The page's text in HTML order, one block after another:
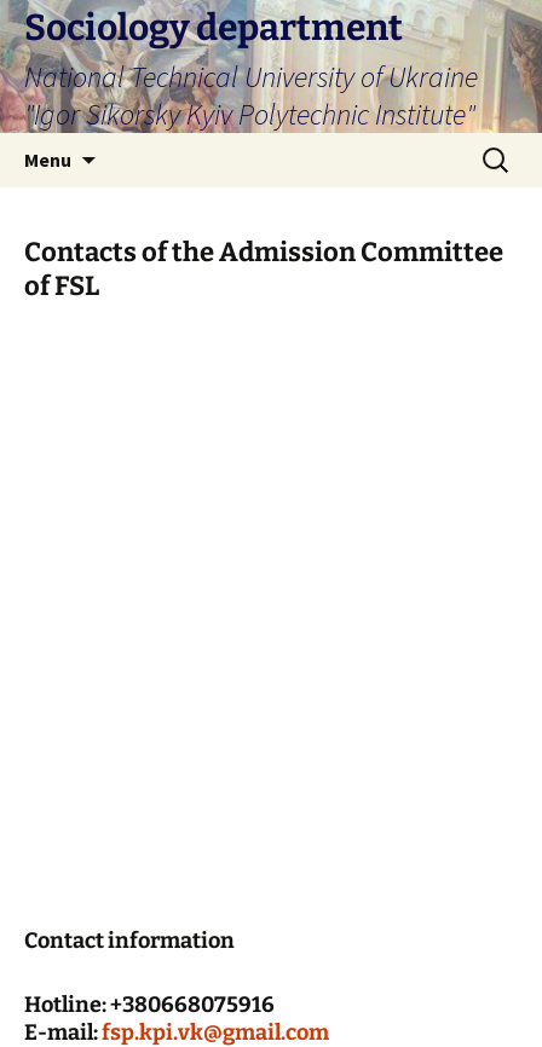
Skip
to
content
Sociology department
National Technical University of Ukraine
"Igor Sikorsky Kyiv Polytechnic Institute"
Menu
Search
for:
Contacts of the Admission Committee
of FSL
Contact information
Hotline: +380668075916
E-mail:fsp.kpi.vk@gmail.com